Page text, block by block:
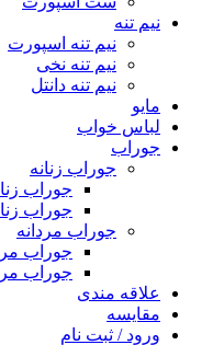
نیم تنه
نیم تنه اسپورت
نیم تنه نخی
نیم تنه دانتل
مایو
لباس خواب
جوراب
جوراب زنانه
جوراب
جوراب
جوراب مردانه
جوراب
جوراب
علاقه مندی
مقایسه
ورود / ثبت نام